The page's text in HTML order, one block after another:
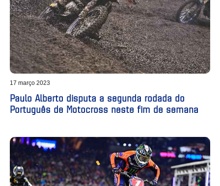
17 março 2023
Paulo Alberto disputa a segunda rodada do
Português de Motocross neste fim de semana